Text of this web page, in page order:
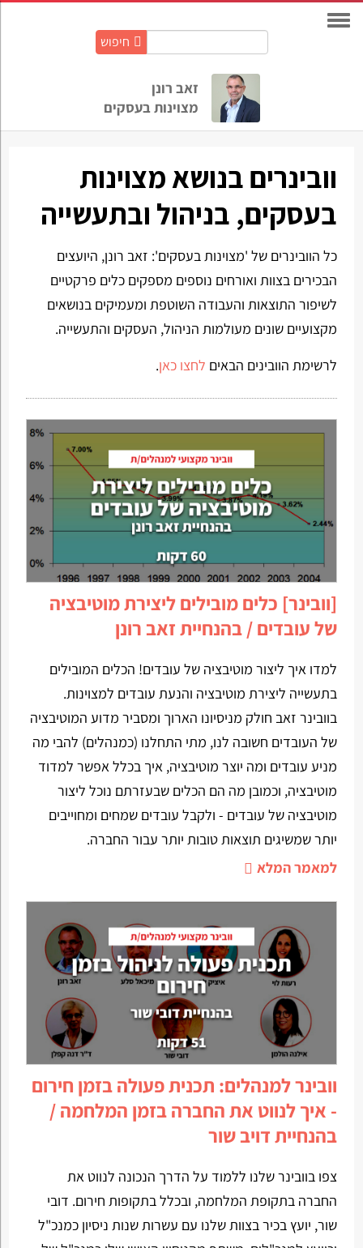
חיפוש
זאב רונן
מצוינות בעסקים
וובינרים בנושא מצוינות
בעסקים, בניהול ובתעשייה
כל הוובינרים של 'מצוינות בעסקים': זאב רונן, היועצים
הבכירים בצוות ואורחים נוספים מספקים כלים פרקטיים
לשיפור התוצאות והעבודה השוטפת ומעמיקים בנושאים
מקצועיים שונים מעולמות הניהול, העסקים והתעשייה.
לרשימת הוובינים הבאים לחצו כאן.
[וובינר] כלים מובילים ליצירת מוטיבציה
של עובדים / בהנחיית זאב רונן
למדו איך ליצור מוטיבציה של עובדים! הכלים המובילים
בתעשייה ליצירת מוטיבציה והנעת עובדים למצוינות.
בוובינר זאב חולק מניסיונו הארוך ומסביר מדוע המוטיבציה
של העובדים חשובה לנו, מתי התחלנו (כמנהלים) להבי מה
מניע עובדים ומה יוצר מוטיבציה, איך בכלל אפשר למדוד
מוטיבציה, וכמובן מה הם הכלים שבעזרתם נוכל ליצור
מוטיבציה של עובדים - ולקבל עובדים שמחים ומחוייבים
יותר שמשיגים תוצאות טובות יותר עבור החברה.
למאמר המלא
וובינר למנהלים: תכנית פעולה בזמן חירום
- איך לנווט את החברה בזמן המלחמה /
בהנחיית דויב שור
צפו בוובינר שלנו ללמוד על הדרך הנכונה לנווט את
החברה בתקופת המלחמה, ובכלל בתקופות חירום. דובי
שור, יועץ בכיר בצוות שלנו עם עשרות שנות ניסיון כמנכ"ל